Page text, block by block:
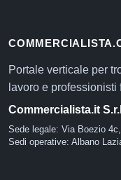
Portale verticale per
lavoro e
Commercialista.it
Sede legale: Via Boezio
Sedi operative: Albano